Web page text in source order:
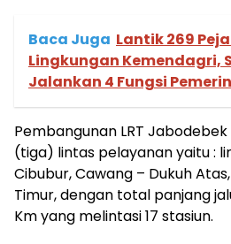
Baca Juga Lantik 269
Lingkungan Kemendagri,
Jalankan 4 Fungsi
Pembangunan LRT
(tiga) lintas pelayanan yaitu :
Cibubur, Cawang – Dukuh
Timur, dengan total panjang
Km yang melintasi 17 stasiun.